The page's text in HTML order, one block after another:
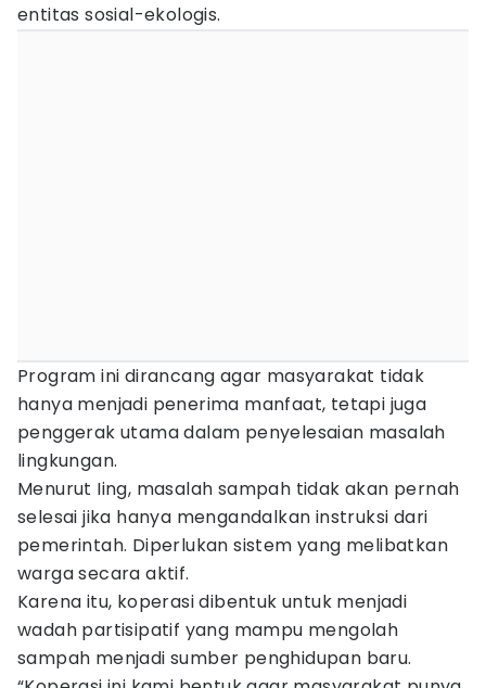
entitas sosial-ekologis.
Program ini dirancang agar masyarakat tidak
hanya menjadi penerima manfaat, tetapi juga
penggerak utama dalam penyelesaian masalah
lingkungan.
Menurut Iing, masalah sampah tidak akan pernah
selesai jika hanya mengandalkan instruksi dari
pemerintah. Diperlukan sistem yang melibatkan
warga secara aktif.
Karena itu, koperasi dibentuk untuk menjadi
wadah partisipatif yang mampu mengolah
sampah menjadi sumber penghidupan baru.